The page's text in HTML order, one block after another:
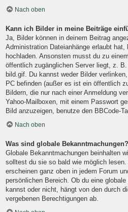
Nach oben
Kann ich Bilder in meine Beiträge
Ja, Bilder können in deinem Beitrag
Administration Dateianhänge erlaubt
hochladen. Ansonsten musst du zu
öffentlich zugänglichen Server liegt, z.
bild.gif. Du kannst weder Bilder
PC befinden (außer es ist ein öffentlich
Bildern, die nur nach einer Anmeldung
Yahoo-Mailboxen, mit einem Passwort
Bild anzuzeigen, benutze den BBCode-
Nach oben
Was sind globale Bekanntmachungen?
Globale Bekanntmachungen beinhalten
solltest du sie so bald wie möglich
erscheinen ganz oben in jedem Forum
persönlichen Bereich. Ob du eine
kannst oder nicht, hängt von den durch
vergebenen Berechtigungen ab.